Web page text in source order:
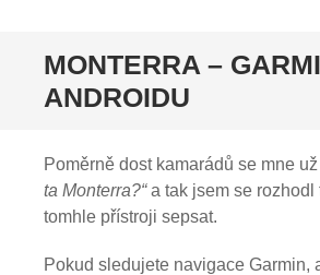
MONTERRA –
ANDROIDU
Poměrně dost kamarádů se mne
ta Monterra?“a tak jsem se rozhodl
tomhle přístroji sepsat.
Pokud sledujete navigace Garmin,